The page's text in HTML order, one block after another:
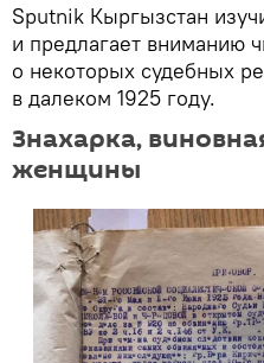
Sputnik Кыргызстан
и предлагает вниманию
о некоторых судебных
в далеком 1925 году.
Знахарка,
женщины